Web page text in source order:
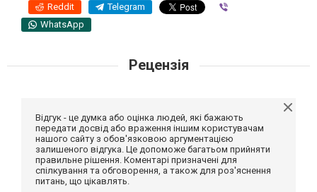
Reddit Telegram
WhatsApp
Рецензія
Відгук - це думка або оцінка людей, які бажають
передати досвід або враження іншим користувачам
нашого сайту з обов'язковою аргументацією
залишеного відгука. Це допоможе багатьом прийняти
правильне рішення. Коментарі призначені для
спілкування та обговорення, а також для роз'яснення
питань, що цікавлять.